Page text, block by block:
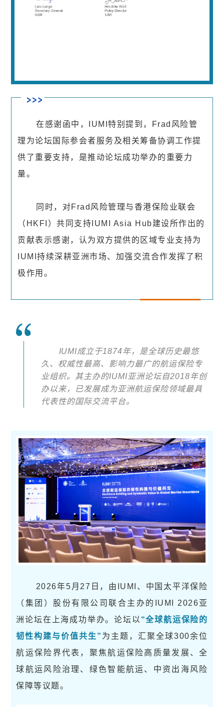
在感谢函中，IUMI特别提到，Frad风险管
理为论坛国际参会者服务及相关筹备协调工作提
供了重要支持，是推动论坛成功举办的重要力
量。
同时，对Frad风险管理与香港保险业联会
（HKFI）共同支持IUMI Asia Hub建设所作出的
贡献表示感谢，认为双方提供的区域专业支持为
IUMI持续深耕亚洲市场、加强交流合作发挥了积
极作用。
IUMI成立于1874年，是全球历史最悠
久、权威性最高、影响力最广的航运保险专
业组织。其主办的IUMI亚洲论坛自2018年创
办以来，已发展成为亚洲航运保险领域最具
代表性的国际交流平台。
2026年5月27日，由IUMI、中国太平洋保险
（集团）股份有限公司联合主办的IUMI 2026亚
洲论坛在上海成功举办。论坛以 “全球航运保险的
韧性构建与价值共生” 为主题，汇聚全球300余位
航运保险界代表，聚焦航运保险高质量发展、全
球航运风险治理、绿色智能航运、中资出海风险
保障等议题。